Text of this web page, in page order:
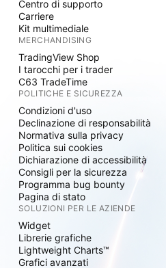
Centro di supporto
Carriere
Kit multimediale
MERCHANDISING
TradingView Shop
I tarocchi per i trader
C63 TradeTime
POLITICHE E SICUREZZA
Condizioni d'uso
Declinazione di responsabilità
Normativa sulla privacy
Politica sui cookies
Dichiarazione di accessibilità
Consigli per la sicurezza
Programma bug bounty
Pagina di stato
SOLUZIONI PER LE AZIENDE
Widget
Librerie grafiche
Lightweight Charts™
Grafici avanzati